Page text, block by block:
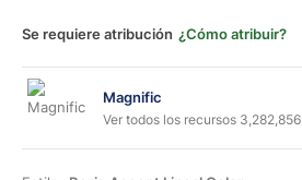
Se requiere atribución ¿Cómo atribuir?
Magnific
Ver todos los recursos 3,282,856